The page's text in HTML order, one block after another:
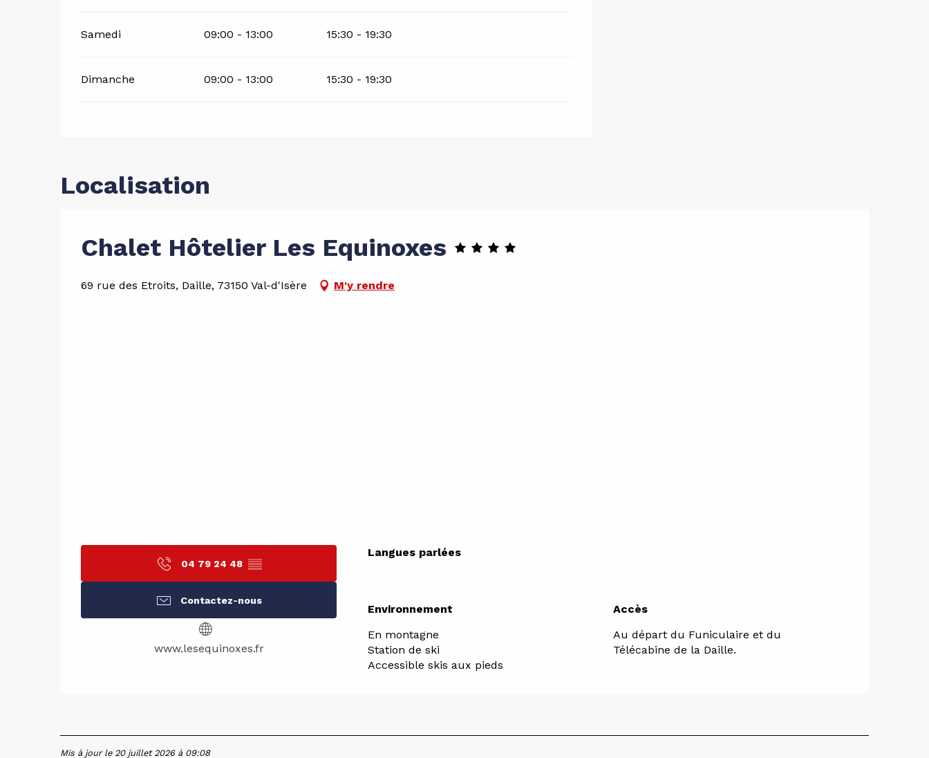
Samedi 09:00 - 13:00 15:30 - 19:30
Dimanche 09:00 - 13:00 15:30 - 19:30
Localisation
Chalet Hôtelier Les Equinoxes
69 rue des Etroits, Daille, 73150 Val-d'Isère M'y rendre
04 79 24 48 ▒▒
Contactez-nous
www.lesequinoxes.fr
Langues parlées
Langues parlées
Environnement
Environnement
En montagne
Station de ski
Accessible skis aux pieds
Accès
Accès
Au départ du Funiculaire et du
Télécabine de la Daille.
Mis à jour le 20 juillet 2026 à 09:08